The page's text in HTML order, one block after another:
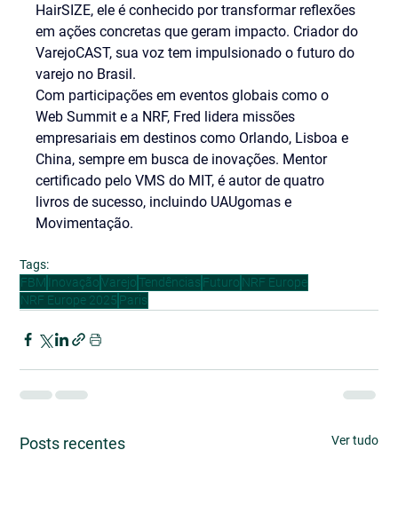
HairSIZE, ele é conhecido por transformar reflexões
em ações concretas que geram impacto. Criador do
VarejoCAST, sua voz tem impulsionado o futuro do
varejo no Brasil.
Com participações em eventos globais como o
Web Summit e a NRF, Fred lidera missões
empresariais em destinos como Orlando, Lisboa e
China, sempre em busca de inovações. Mentor
certificado pelo VMS do MIT, é autor de quatro
livros de sucesso, incluindo UAUgomas e
Movimentação.
Tags:
FBM Inovação Varejo Tendências Futuro NRF Europe
NRF Europe 2025 Paris
Posts recentes Ver tudo